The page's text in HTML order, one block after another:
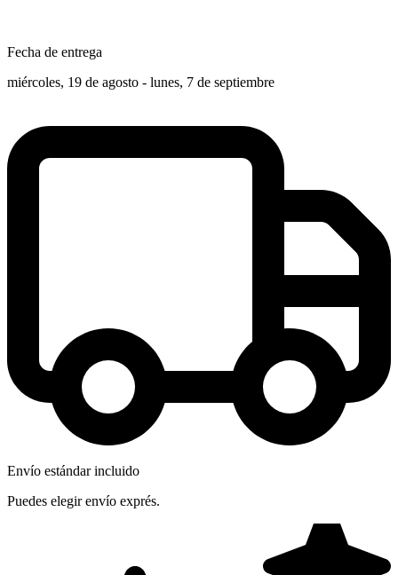
Fecha de entrega
miércoles, 19 de agosto - lunes, 7 de septiembre
Envío estándar incluido
Puedes elegir envío exprés.